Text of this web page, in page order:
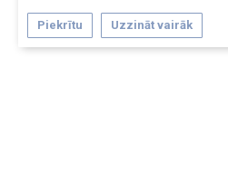
Piekrītu Uzzināt vairāk